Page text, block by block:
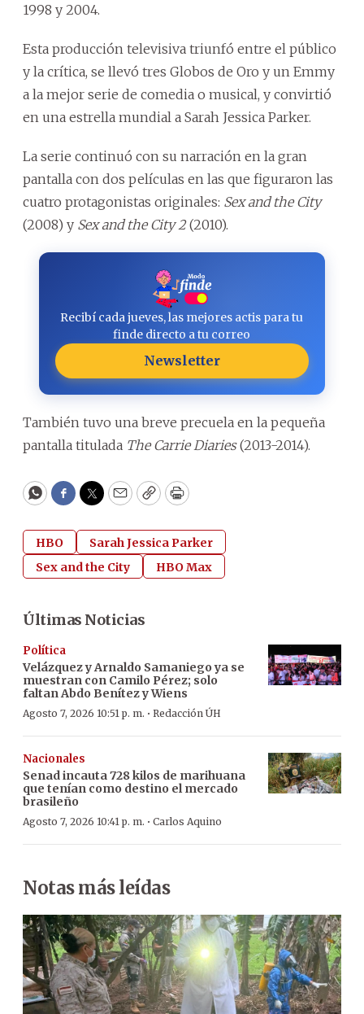
1998 y 2004.
Esta producción televisiva triunfó entre el público
y la crítica, se llevó tres Globos de Oro y un Emmy
a la mejor serie de comedia o musical, y convirtió
en una estrella mundial a Sarah Jessica Parker.
La serie continuó con su narración en la gran
pantalla con dos películas en las que figuraron las
cuatro protagonistas originales: Sex and the City
(2008) y Sex and the City 2(2010).
Recibí cada jueves, las mejores actis para tu
finde directo a tu correo
Newsletter
También tuvo una breve precuela en la pequeña
pantalla titulada The Carrie Diaries(2013-2014).
WhatsApp
Facebook
Twitter
EmailCopyPrint
HBO
Sarah Jessica Parker
Sex and the City
HBO Max
Últimas Noticias
Política
Velázquez y Arnaldo Samaniego ya se
muestran con Camilo Pérez; solo
faltan Abdo Benítez y Wiens
Agosto 7, 2026 10:51 p. m. · Redacción ÚH
Nacionales
Senad incauta 728 kilos de marihuana
que tenían como destino el mercado
brasileño
Agosto 7, 2026 10:41 p. m. · Carlos Aquino
Notas más leídas